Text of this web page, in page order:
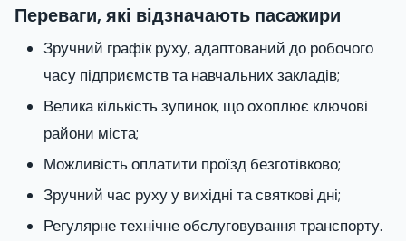
Переваги, які відзначають пасажири
Зручний графік руху, адаптований до робочого
часу підприємств та навчальних закладів;
Велика кількість зупинок, що охоплює ключові
райони міста;
Можливість оплатити проїзд безготівково;
Зручний час руху у вихідні та святкові дні;
Регулярне технічне обслуговування транспорту.